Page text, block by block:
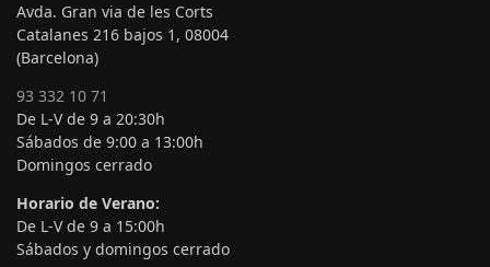
Avda. Gran via de les Corts
Catalanes 216 bajos 1, 08004
(Barcelona)
93 332 10 71
De L-V de 9 a 20:30h
Sábados de 9:00 a 13:00h
Domingos cerrado
Horario de Verano:
De L-V de 9 a 15:00h
Sábados y domingos cerrado